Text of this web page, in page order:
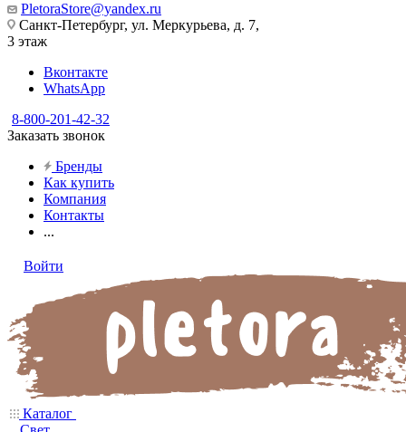
PletoraStore@yandex.ru
Санкт-Петербург, ул. Меркурьева, д. 7,
3 этаж
Вконтакте
WhatsApp
8-800-201-42-32
Заказать звонок
Бренды
Как купить
Компания
Контакты
...
Войти
Каталог